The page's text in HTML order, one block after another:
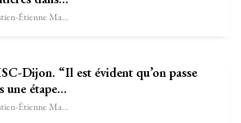
Sébastien-Étienne Marechal
Dijon. “Il est évident qu’on passe
une étape…
Sébastien-Étienne Marechal